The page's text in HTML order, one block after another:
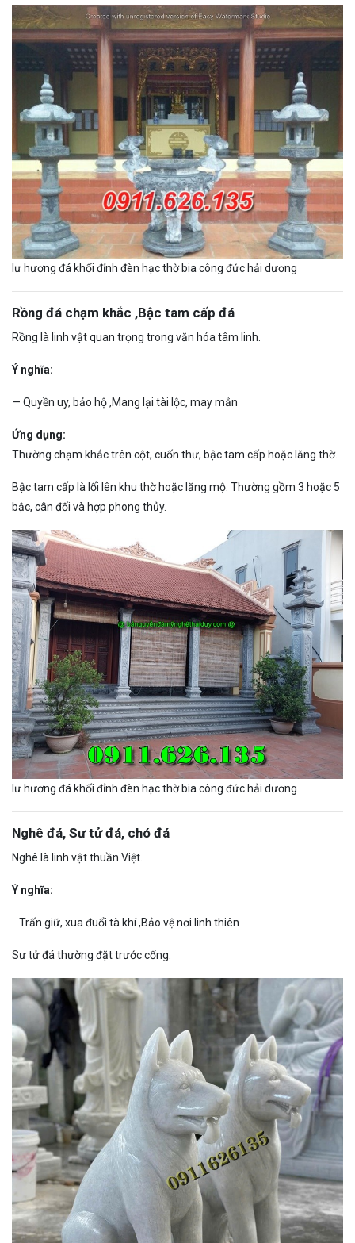
lư hương đá khối đỉnh đèn hạc thờ bia công đức hải dương
Rồng đá chạm khắc ,Bậc tam cấp đá
Rồng là linh vật quan trọng trong văn hóa tâm linh.
Ý nghĩa:
— Quyền uy, bảo hộ ,Mang lại tài lộc, may mắn
Ứng dụng:
Thường chạm khắc trên cột, cuốn thư, bậc tam cấp hoặc lăng thờ.
Bậc tam cấp là lối lên khu thờ hoặc lăng mộ. Thường gồm 3 hoặc 5
bậc, cân đối và hợp phong thủy.
lư hương đá khối đỉnh đèn hạc thờ bia công đức hải dương
Nghê đá, Sư tử đá, chó đá
Nghê là linh vật thuần Việt.
Ý nghĩa:
Trấn giữ, xua đuổi tà khí ,Bảo vệ nơi linh thiên
Sư tử đá thường đặt trước cổng.